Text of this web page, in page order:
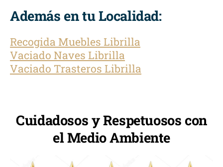
Además en tu Localidad:
Recogida Muebles Librilla
Vaciado Naves Librilla
Vaciado Trasteros Librilla
Cuidadosos y Respetuosos con
el Medio Ambiente